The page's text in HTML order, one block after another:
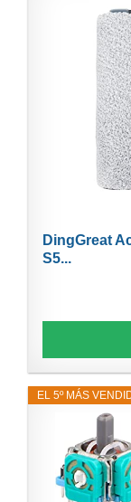
DingGreat
S5...
EL 5º MÁS